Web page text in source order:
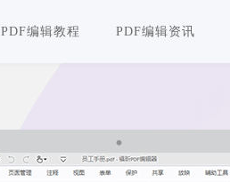
PDF编辑教程 PDF编辑资讯